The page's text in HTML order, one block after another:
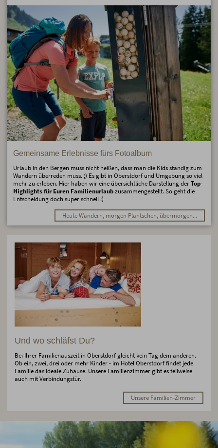
Gemeinsame Erlebnisse fürs Fotoalbum
Urlaub in den Bergen muss nicht heißen, dass man die Kids ständig zum
Wandern überreden muss. ;) Es gibt in Oberstdorf und Umgebung so viel
mehr zu erleben. Hier haben wir eine übersichtliche Darstellung derTop-
Highlights für Euren Familienurlaubzusammengestellt. So geht die
Entscheidung doch super schnell :)
Heute Wandern, morgen Plantschen, übermorgen...
Und wo schläfst Du?
Bei Ihrer Familienauszeit in Oberstdorf gleicht kein Tag dem anderen.
Ob ein, zwei, drei oder mehr Kinder - im Hotel Oberstdorf findet jede
Familie das ideale Zuhause. Unsere Familienzimmer gibt es teilweise
auch mit Verbindungstür.
Unsere Familien-Zimmer